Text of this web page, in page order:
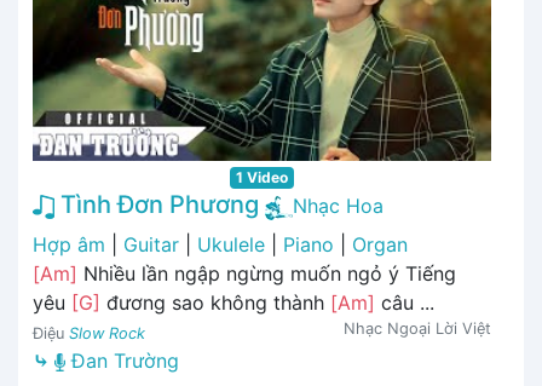
1 Video
Tình Đơn Phương
Nhạc Hoa
Hợp âm
Guitar Ukulele Piano
Organ
[Am] Nhiều lần ngập ngừng muốn ngỏ ý Tiếng
yêu [G] đương sao không thành [Am] câu ...
Điệu Slow Rock Nhạc Ngoại Lời Việt
⤷ Đan Trường